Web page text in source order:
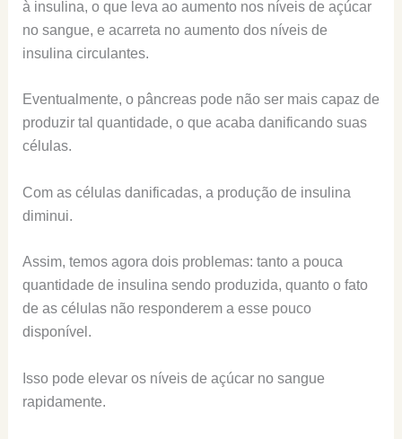
à insulina, o que leva ao aumento nos níveis de açúcar
no sangue, e acarreta no aumento dos níveis de
insulina circulantes.
Eventualmente, o pâncreas pode não ser mais capaz de
produzir tal quantidade, o que acaba danificando suas
células.
Com as células danificadas, a produção de insulina
diminui.
Assim, temos agora dois problemas: tanto a pouca
quantidade de insulina sendo produzida, quanto o fato
de as células não responderem a esse pouco
disponível.
Isso pode elevar os níveis de açúcar no sangue
rapidamente.